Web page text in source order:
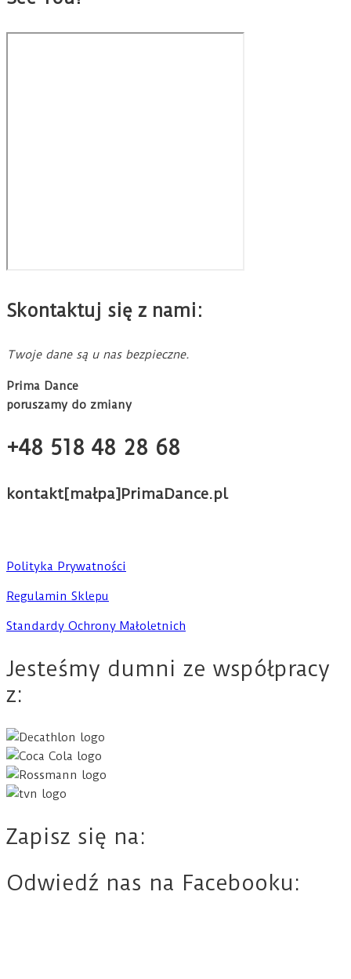
Skontaktuj się z nami:
Twoje dane są u nas bezpieczne.
Prima Dance
poruszamy do zmiany
+48 518 48 28 68
kontakt[małpa]PrimaDance.pl
Polityka Prywatności
Regulamin Sklepu
Standardy Ochrony Małoletnich
Jesteśmy dumni ze współpracy
z:
Zapisz się na:
Odwiedź nas na Facebooku: